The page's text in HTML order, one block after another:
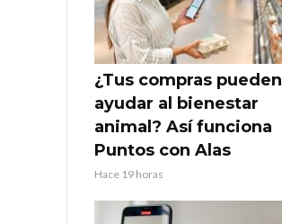
¿Tus compras pueden
ayudar al bienestar
animal? Así funciona
Puntos con Alas
Hace 19 horas